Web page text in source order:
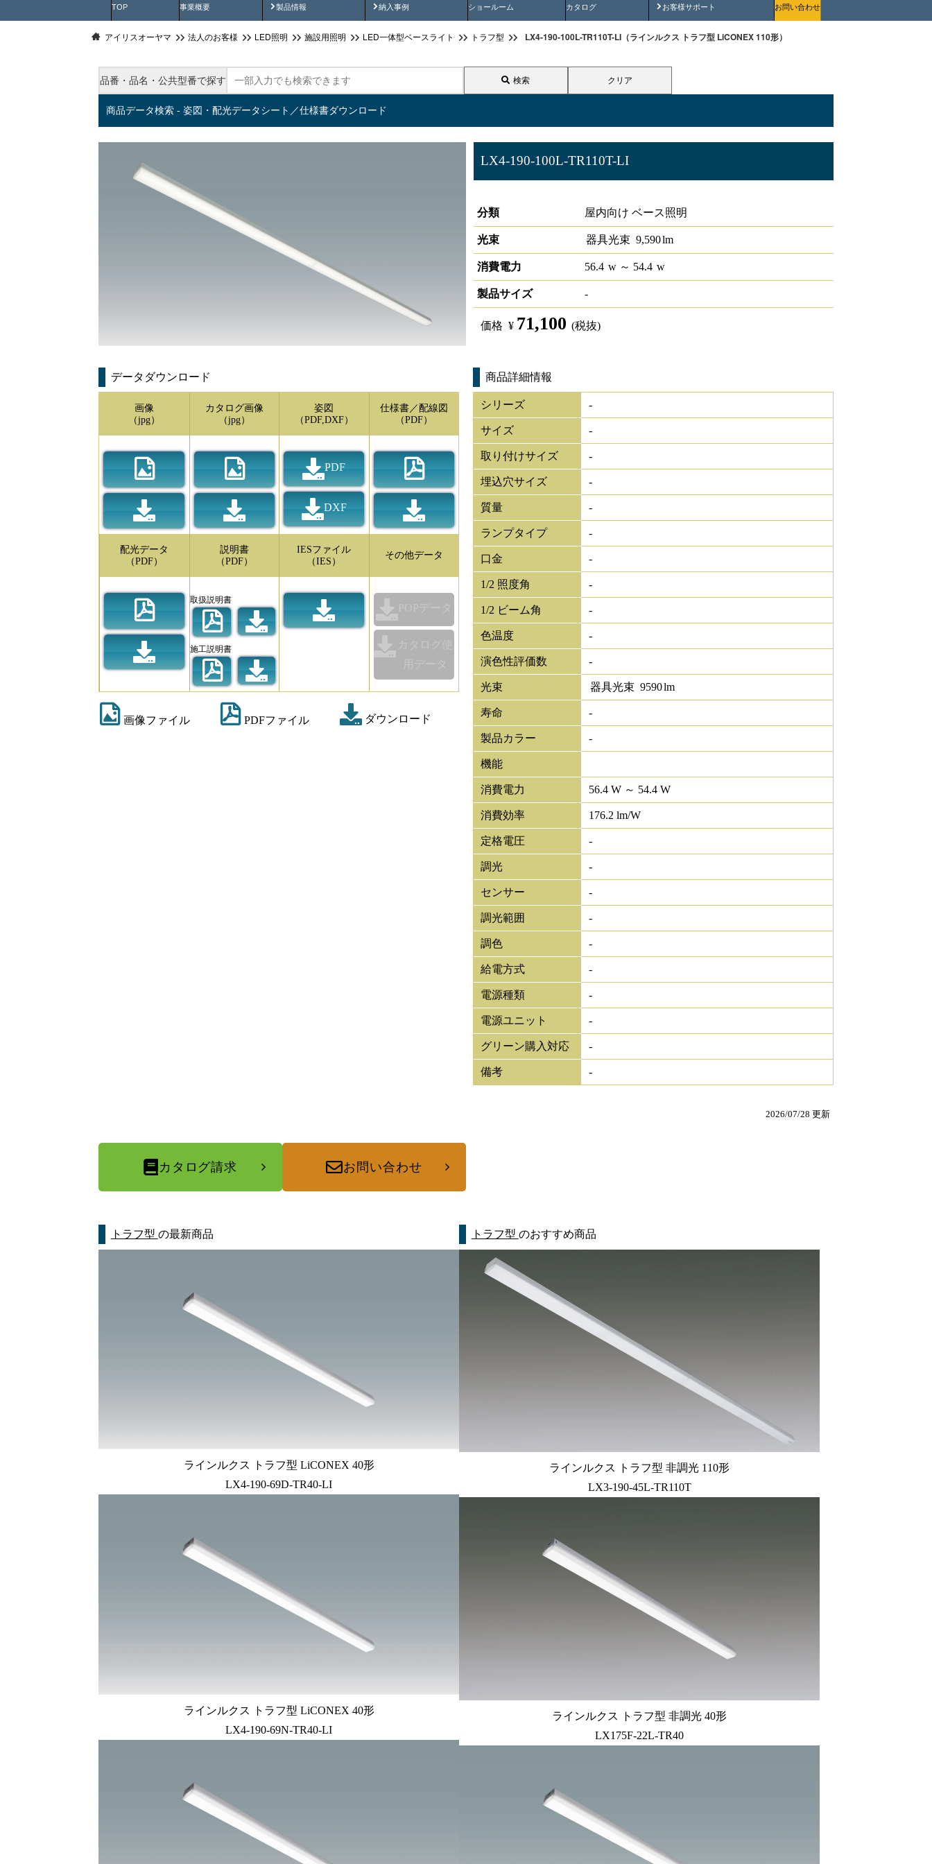
TOP 事業概要 製品情報
製品動画 納入事例
納入事例動画 ショールーム カタログ お客様サポート
安全にご使用いただくためにお問い合わせ
アイリスオーヤマ 法人のお客様 LED照明 施設用照明 LED一体型ベースライト トラフ型 LX4-190-100L-TR110T-LI（ラインルクス トラフ型 LiCONEX 110形）
品番・品名・公共型番で探す 検索 クリア
商品データ検索 - 姿図・配光データシート／仕様書ダウンロード
LX4-190-100L-TR110T-LI
分類
屋内向け ベース照明
光束 器具光束 9,590lm
消費電力 56.4 w ～ 54.4 w
製品サイズ -
価格 ¥ 71,100 (税抜)
データダウンロード
画像
（jpg）
カタログ画像
（jpg）
姿図
（PDF,DXF）
PDF
DXF
仕様書／配線図
（PDF）
配光データ
（PDF）
説明書
（PDF）
取扱説明書
施工説明書
IESファイル
（IES）
その他データ
POPデータ
カタログ使
用データ
画像ファイル PDFファイル ダウンロード
商品詳細情報
シリーズ -
サイズ -
取り付けサイズ -
埋込穴サイズ -
質量 -
ランプタイプ -
口金 -
1/2 照度角 -
1/2 ビーム角 -
色温度 -
演色性評価数 -
光束 器具光束 9590lm
寿命 -
製品カラー -
機能
消費電力 56.4 W ～ 54.4 W
消費効率 176.2 lm/W
定格電圧 -
調光 -
センサー -
調光範囲 -
調色 -
給電方式 -
電源種類 -
電源ユニット -
グリーン購入対応 -
備考 -
2026/07/28 更新
カタログ請求 お問い合わせ
トラフ型 の最新商品
ラインルクス トラフ型 LiCONEX 40形
LX4-190-69D-TR40-LI
ラインルクス トラフ型 LiCONEX 40形
LX4-190-69N-TR40-LI
トラフ型 のおすすめ商品
ラインルクス トラフ型 非調光 110形
LX3-190-45L-TR110T
ラインルクス トラフ型 非調光 40形
LX175F-22L-TR40